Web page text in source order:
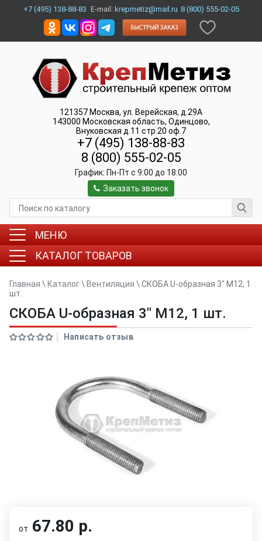
+7 (495) 138-88-83 E-mail: krepmetiz@mail.ru 8 (800) 555-02-05
121357 Москва, ул. Верейская, д.29А
143000 Московская область, Одинцово,
Внуковская д.11 стр.20 оф.7
+7 (495) 138-88-83
8 (800) 555-02-05
График: Пн-Пт c 9:00 до 18:00
Заказать звонок
МЕНЮ
КАТАЛОГ ТОВАРОВ
Главная \ Каталог\ Вентиляция \ СКОБА U-образная 3" М12, 1
шт.
СКОБА U-образная 3" М12, 1 шт.
Написать отзыв
от 67.80 р.